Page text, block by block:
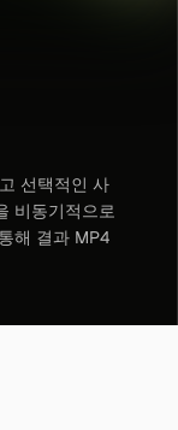
선택적인 사
비동기적으로
해 결과 MP4